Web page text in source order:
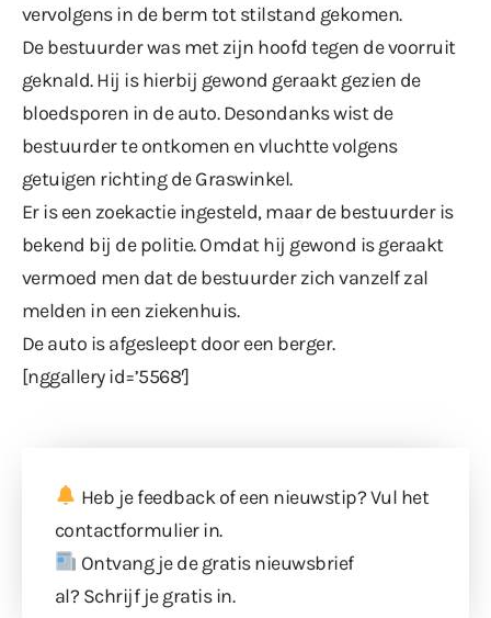
vervolgens in de berm tot stilstand gekomen.
De bestuurder was met zijn hoofd tegen de voorruit
geknald. Hij is hierbij gewond geraakt gezien de
bloedsporen in de auto. Desondanks wist de
bestuurder te ontkomen en vluchtte volgens
getuigen richting de Graswinkel.
Er is een zoekactie ingesteld, maar de bestuurder is
bekend bij de politie. Omdat hij gewond is geraakt
vermoed men dat de bestuurder zich vanzelf zal
melden in een ziekenhuis.
De auto is afgesleept door een berger.
[nggallery id=’5568′]
Heb je feedback of een nieuwstip? Vul het
contactformulierin.
Ontvang je de gratis nieuwsbrief
al? Schrijf je gratis in.